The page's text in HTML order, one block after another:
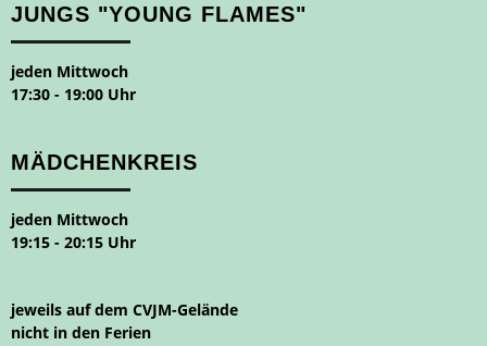
JUNGS "YOUNG FLAMES"
jeden Mittwoch
17:30 - 19:00 Uhr
MÄDCHENKREIS
jeden Mittwoch
19:15 - 20:15 Uhr
jeweils auf dem CVJM-Gelände
nicht in den Ferien